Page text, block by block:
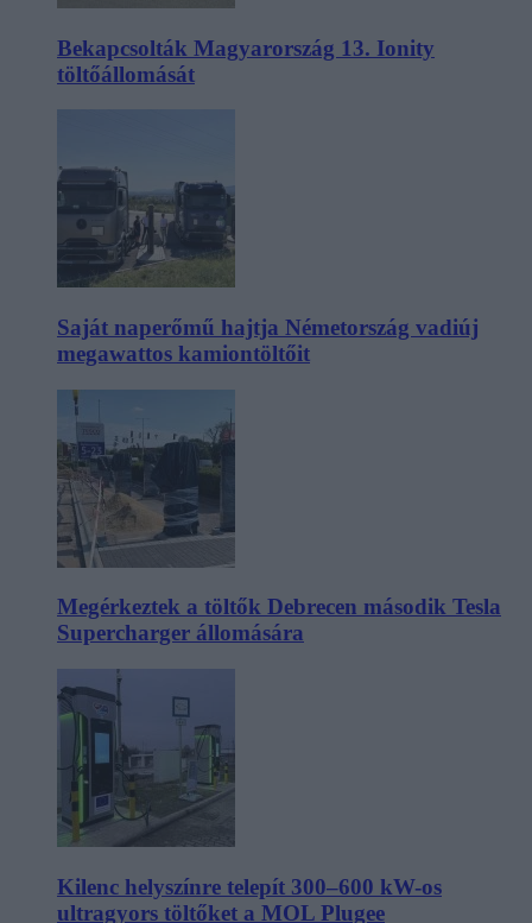
Bekapcsolták Magyarország 13. Ionity
töltőállomását
Saját naperőmű hajtja Németország vadiúj
megawattos kamiontöltőit
Megérkeztek a töltők Debrecen második Tesla
Supercharger állomására
Kilenc helyszínre telepít 300–600 kW-os
ultragyors töltőket a MOL Plugee